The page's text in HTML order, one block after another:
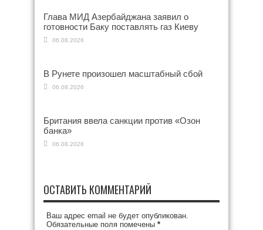
Глава МИД Азербайджана заявил о
готовности Баку поставлять газ Киеву
06.08.2026
В Рунете произошел масштабный сбой
06.08.2026
Британия ввела санкции против «Озон
банка»
06.08.2026
ОСТАВИТЬ КОММЕНТАРИЙ
Ваш адрес email не будет опубликован.
Обязательные поля помечены *